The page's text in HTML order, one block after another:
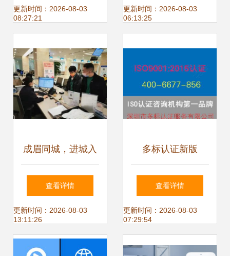
室与残疾人通道全
更新时间：2026-08-03
08:27:21
更新时间：2026-08-03
06:13:25
成眉同城，进城入
圈 新区七大亮点引
领发展新篇章
查看详情
更新时间：2026-08-03
13:11:26
多标认证新版
ISO14000咨询辅
导机构综合实力排
查看详情
更新时间：2026-08-03
07:29:54